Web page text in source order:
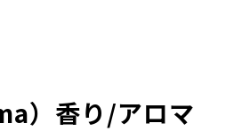
）香り/アロマ